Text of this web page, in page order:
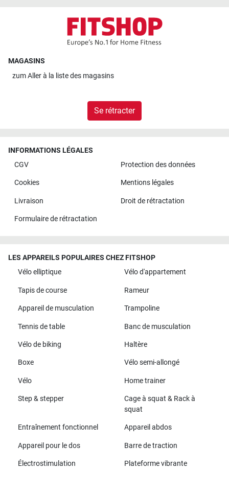
MAGASINS
zumAller à la liste des magasins
Se rétracter
INFORMATIONS LÉGALES
CGV
Protection des données
Cookies Mentions légales
Livraison Droit de rétractation
Formulaire de rétractation
LES APPAREILS POPULAIRES CHEZ FITSHOP
Vélo elliptique
Vélo d'appartement
Tapis de course Rameur
Appareil de musculation Trampoline
Tennis de table Banc de musculation
Vélo de biking Haltère
Boxe Vélo semi-allongé
Vélo Home trainer
Step & stepper
Cage à squat & Rack à
squat
Entraînement fonctionnel Appareil abdos
Appareil pour le dos Barre de traction
Électrostimulation Plateforme vibrante